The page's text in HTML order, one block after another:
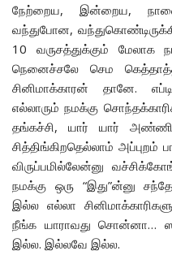
நேற்றைய, இன்றைய,
வந்துபோன,
10 வருசத்துக்கும் மேலாக
நெனைச்சலே செம
சினிமாக்காரன் தானே.
எல்லாரும் நமக்கு
தங்கச்சி, யார் யார்
சித்திங்கிறதெல்லாம் அப்புறம்
விருப்பமில்லேன்னு
நமக்கு ஒரு “இது”ன்னு
இல்ல எல்லா
நீங்க யாராவது சொன்னா…
இல்ல. இல்லவே இல்ல.